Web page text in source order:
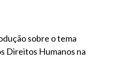
sobre o tema
Direitos Humanos na